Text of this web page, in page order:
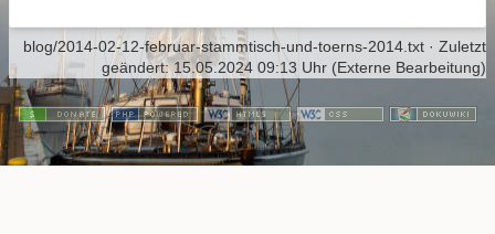
blog/2014-02-12-februar-stammtisch-und-toerns-2014.txt · Zuletzt
geändert:15.05.2024 09:13 Uhr (Externe Bearbeitung)